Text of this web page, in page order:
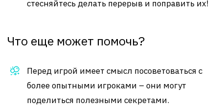
стесняйтесь делать перерыв и поправить их!
Что еще может помочь?
Перед игрой имеет смысл посоветоваться с
более опытными игроками – они могут
поделиться полезными секретами.